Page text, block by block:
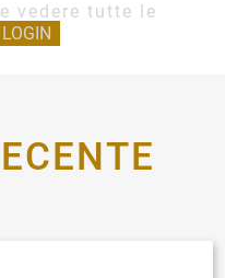
vedere tutte le
LOGIN